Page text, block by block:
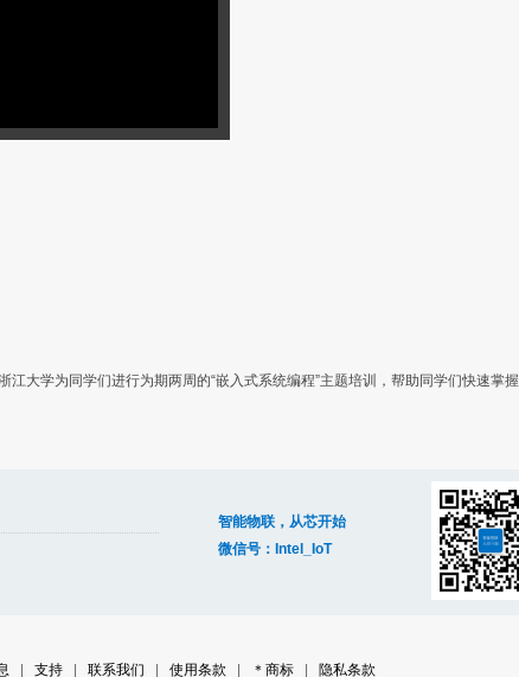
大学为同学们进行为期两周的“嵌入式系统编程”主题培训，帮助同学们快速掌握
智能物联，从芯开始
微信号：Intel_IoT
支持 联系我们 使用条款 ＊商标 隐私条款